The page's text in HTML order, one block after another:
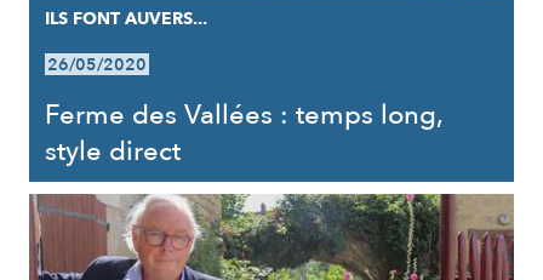
ILS FONT AUVERS...
26/05/2020
Ferme des Vallées : temps long,
style direct